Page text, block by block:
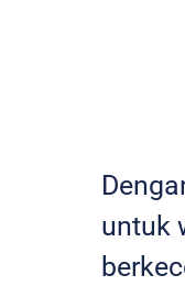
untuk